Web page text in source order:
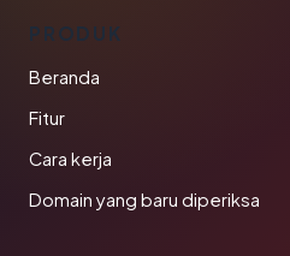
PRODUK
Beranda
Fitur
Cara kerja
Domain yang baru diperiksa